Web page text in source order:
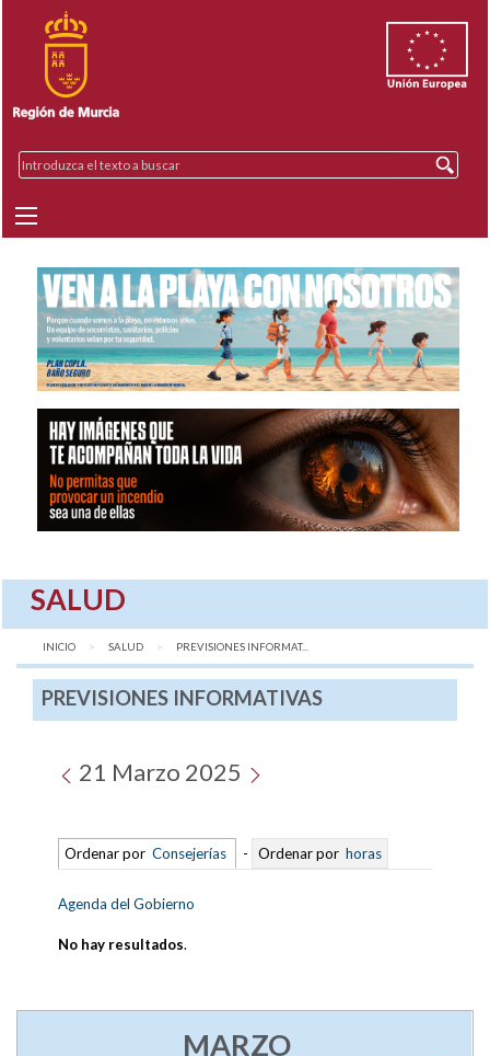
SALUD
INICIO SALUD AQUÍ:
PREVISIONES INFORMAT...
PREVISIONES INFORMATIVAS
21 Marzo 2025
Ordenar por Consejerías - Ordenar por horas
Agenda del Gobierno
No hay resultados.
MARZO